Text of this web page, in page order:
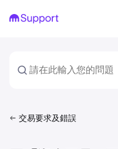
交易要求及錯誤